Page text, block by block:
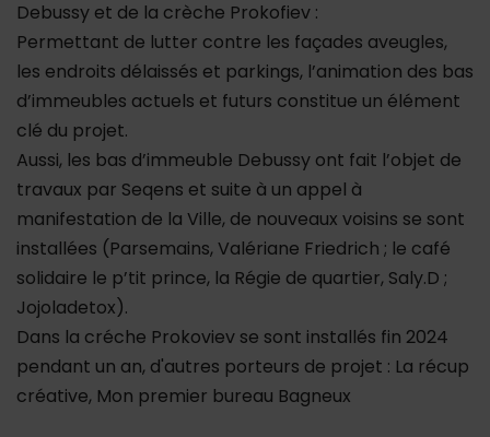
Debussy et de la crèche Prokofiev :
Permettant de lutter contre les façades aveugles,
les endroits délaissés et parkings, l’animation des bas
d’immeubles actuels et futurs constitue un élément
clé du projet.
Aussi, les bas d’immeuble Debussy ont fait l’objet de
travaux par Seqens et suite à un appel à
manifestation de la Ville, de nouveaux voisins se sont
installées (Parsemains, Valériane Friedrich ; le café
solidaire le p’tit prince, la Régie de quartier, Saly.D ;
Jojoladetox).
Dans la créche Prokoviev se sont installés fin 2024
pendant un an, d'autres porteurs de projet : La récup
créative, Mon premier bureau Bagneux